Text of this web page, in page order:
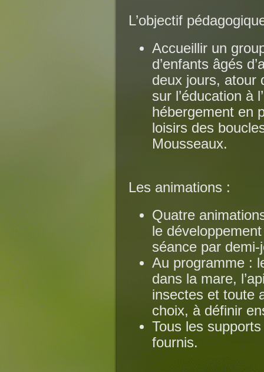
L’objectif
Accueillir un
d’enfants âgés
deux jours, atour
sur l’éducation à
hébergement en
loisirs des
Mousseaux.
Les animations :
Quatre
le
séance par demi-
Au programme :
dans la mare,
insectes et toute
choix, à définir
Tous les
fournis.